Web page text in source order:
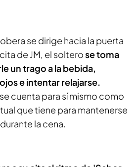
se dirige hacia la puerta
de JM, el solterose toma
un trago a la bebida,
e intentar relajarse.
cuenta para sí mismo como
que tiene para mantenerse
la cena.